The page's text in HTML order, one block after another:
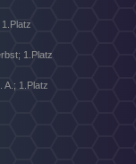
1.Platz
A.; 1.Platz